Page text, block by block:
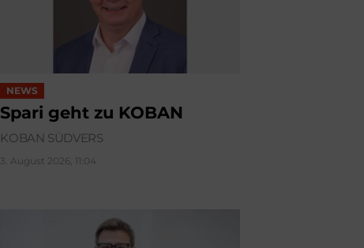
NEWS
Spari geht zu KOBAN
KOBAN SÜDVERS
3. August 2026, 11:04